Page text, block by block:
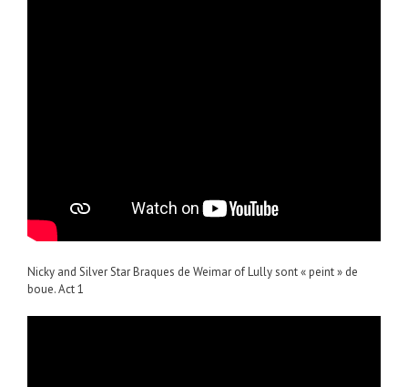
Nicky and Silver Star Braques de Weimar of Lully sont « peint » de
boue. Act 1